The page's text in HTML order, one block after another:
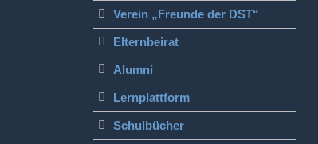
Verein „Freunde der DST“
Elternbeirat
Alumni
Lernplattform
Schulbücher